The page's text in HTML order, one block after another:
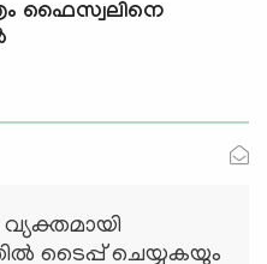
ഫൈസ്വലിനെ
ടൈപ്പ് ചെയ്യുകയും